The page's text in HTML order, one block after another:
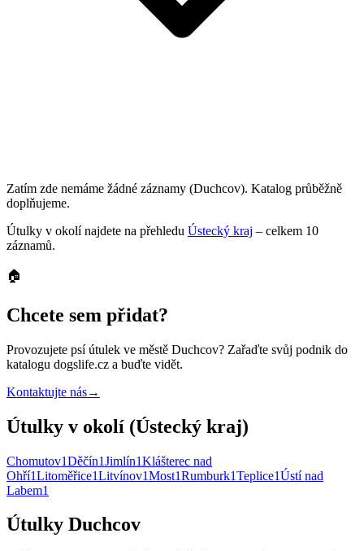
Zatím zde nemáme žádné záznamy (Duchcov). Katalog průběžně
doplňujeme.
Útulky v okolí najdete na přehledu Ústecký kraj – celkem 10
záznamů.
🏠
Chcete sem přidat?
Provozujete psí útulek ve městě Duchcov? Zařaďte svůj podnik do
katalogu dogslife.cz a buďte vidět.
Kontaktujte nás→
Útulky v okolí (Ústecký kraj)
Chomutov1Děčín1Jimlín1Klášterec nad
Ohří1Litoměřice1Litvínov1Most1Rumburk1Teplice1Ústí nad
Labem1
Útulky Duchcov